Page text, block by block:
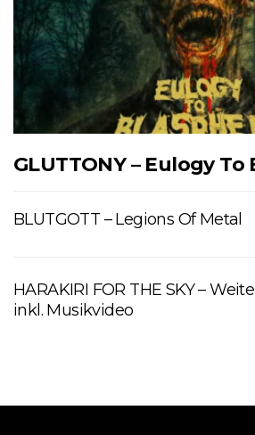
GLUTTONY – Eulogy
BLUTGOTT – Legions Of Metal
HARAKIRI FOR THE SKY –
inkl. Musikvideo